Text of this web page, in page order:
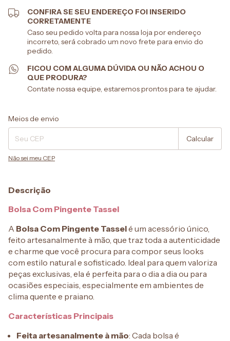
CONFIRA SE SEU ENDEREÇO FOI INSERIDO
CORRETAMENTE
Caso seu pedido volta para nossa loja por endereço
incorreto, será cobrado um novo frete para envio do
pedido.
FICOU COM ALGUMA DÚVIDA OU NÃO ACHOU O
QUE PRODURA?
Contate nossa equipe, estaremos prontos para te ajudar.
Entregas para o CEP:
Meios de envio
Calcular
Não sei meu CEP
Descrição
Bolsa Com Pingente Tassel
A Bolsa Com Pingente Tasselé um acessório único,
feito artesanalmente à mão, que traz toda a autenticidade
e charme que você procura para compor seus looks
com estilo natural e sofisticado. Ideal para quem valoriza
peças exclusivas, ela é perfeita para o dia a dia ou para
ocasiões especiais, especialmente em ambientes de
clima quente e praiano.
Características Principais
Feita artesanalmente à mão: Cada bolsa é